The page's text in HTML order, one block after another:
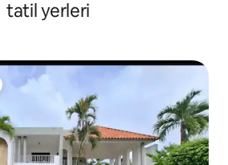
tatil yerleri